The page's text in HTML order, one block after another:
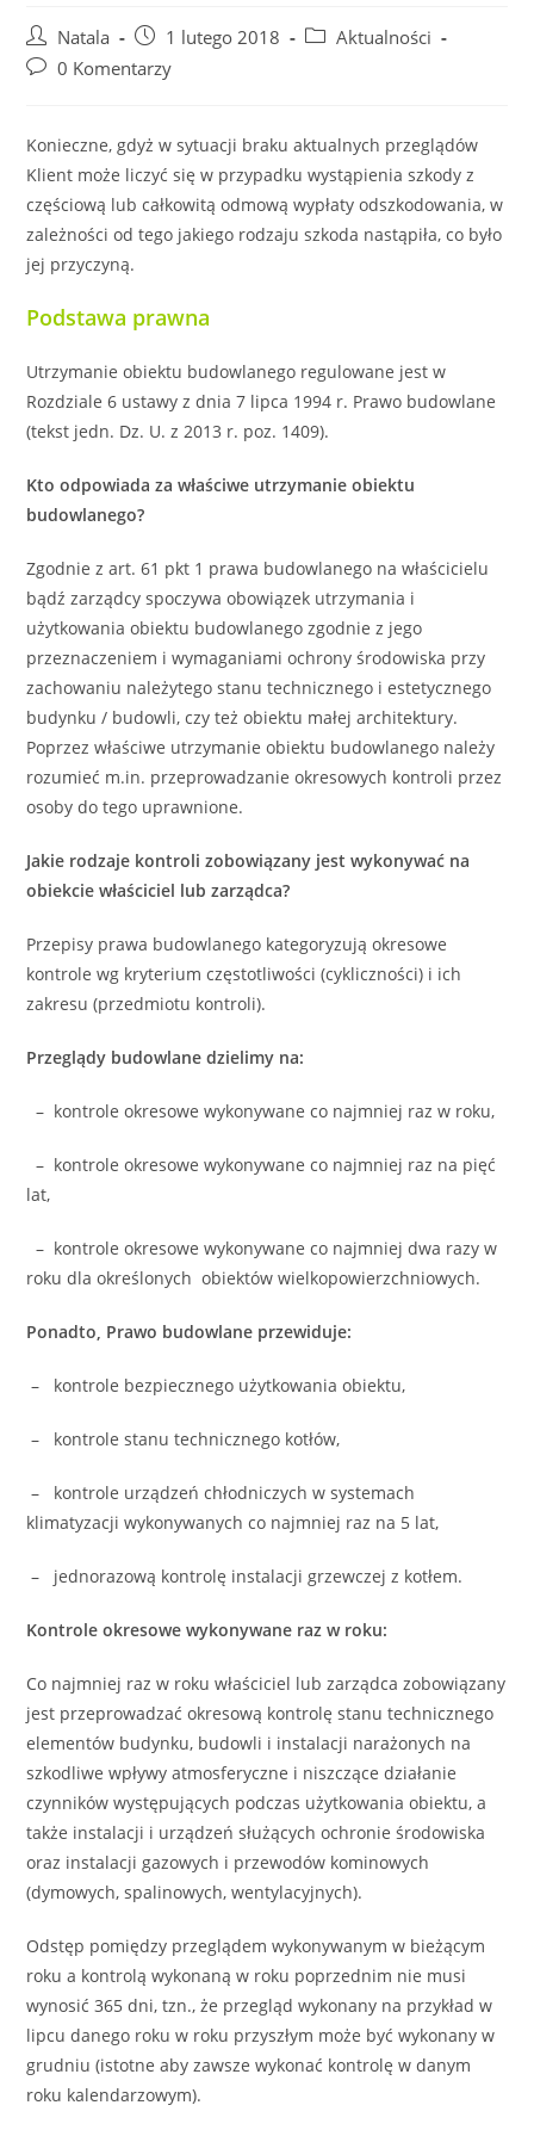
Natala 1 lutego 2018
Aktualności
0 Komentarzy
Konieczne, gdyż w sytuacji braku aktualnych przeglądów
Klient może liczyć się w przypadku wystąpienia szkody z
częściową lub całkowitą odmową wypłaty odszkodowania, w
zależności od tego jakiego rodzaju szkoda nastąpiła, co było
jej przyczyną.
Podstawa prawna
Utrzymanie obiektu budowlanego regulowane jest w
Rozdziale 6 ustawy z dnia 7 lipca 1994 r. Prawo budowlane
(tekst jedn. Dz. U. z 2013 r. poz. 1409).
Kto odpowiada za właściwe utrzymanie obiektu
budowlanego?
Zgodnie z art. 61 pkt 1 prawa budowlanego na właścicielu
bądź zarządcy spoczywa obowiązek utrzymania i
użytkowania obiektu budowlanego zgodnie z jego
przeznaczeniem i wymaganiami ochrony środowiska przy
zachowaniu należytego stanu technicznego i estetycznego
budynku / budowli, czy też obiektu małej architektury.
Poprzez właściwe utrzymanie obiektu budowlanego należy
rozumieć m.in. przeprowadzanie okresowych kontroli przez
osoby do tego uprawnione.
Jakie rodzaje kontroli zobowiązany jest wykonywać na
obiekcie właściciel lub zarządca?
Przepisy prawa budowlanego kategoryzują okresowe
kontrole wg kryterium częstotliwości (cykliczności) i ich
zakresu (przedmiotu kontroli).
Przeglądy budowlane dzielimy na:
– kontrole okresowe wykonywane co najmniej raz w roku,
– kontrole okresowe wykonywane co najmniej raz na pięć
lat,
– kontrole okresowe wykonywane co najmniej dwa razy w
roku dla określonych obiektów wielkopowierzchniowych.
Ponadto, Prawo budowlane przewiduje:
– kontrole bezpiecznego użytkowania obiektu,
– kontrole stanu technicznego kotłów,
– kontrole urządzeń chłodniczych w systemach
klimatyzacji wykonywanych co najmniej raz na 5 lat,
– jednorazową kontrolę instalacji grzewczej z kotłem.
Kontrole okresowe wykonywane raz w roku:
Co najmniej raz w roku właściciel lub zarządca zobowiązany
jest przeprowadzać okresową kontrolę stanu technicznego
elementów budynku, budowli i instalacji narażonych na
szkodliwe wpływy atmosferyczne i niszczące działanie
czynników występujących podczas użytkowania obiektu, a
także instalacji i urządzeń służących ochronie środowiska
oraz instalacji gazowych i przewodów kominowych
(dymowych, spalinowych, wentylacyjnych).
Odstęp pomiędzy przeglądem wykonywanym w bieżącym
roku a kontrolą wykonaną w roku poprzednim nie musi
wynosić 365 dni, tzn., że przegląd wykonany na przykład w
lipcu danego roku w roku przyszłym może być wykonany w
grudniu (istotne aby zawsze wykonać kontrolę w danym
roku kalendarzowym).